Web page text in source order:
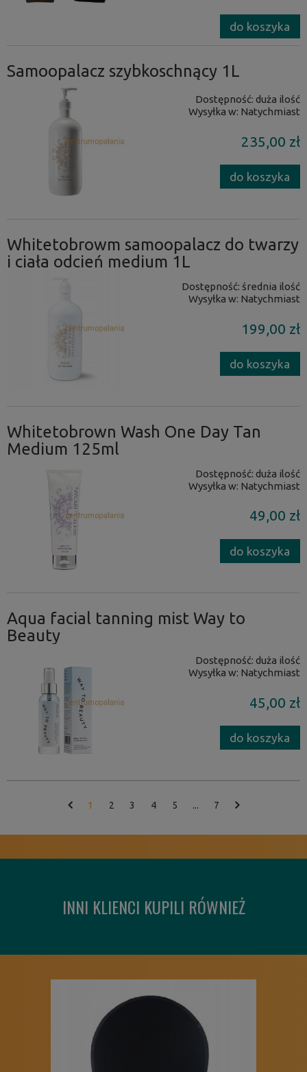
do koszyka
Samoopalacz szybkoschnący 1L
Dostępność: duża ilość
Wysyłka w: Natychmiast
235,00 zł
do koszyka
Whitetobrowm samoopalacz do twarzy
i ciała odcień medium 1L
Dostępność: średnia ilość
Wysyłka w: Natychmiast
199,00 zł
do koszyka
Whitetobrown Wash One Day Tan
Medium 125ml
Dostępność: duża ilość
Wysyłka w: Natychmiast
49,00 zł
do koszyka
Aqua facial tanning mist Way to
Beauty
Dostępność: duża ilość
Wysyłka w: Natychmiast
45,00 zł
do koszyka
1 2 3 4 5 ... 7
INNI KLIENCI KUPILI RÓWNIEŻ